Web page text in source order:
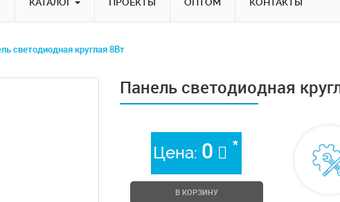
светодиодная круглая 8Вт
Панель светодиодная
Цена: 0 *
В КОРЗИНУ